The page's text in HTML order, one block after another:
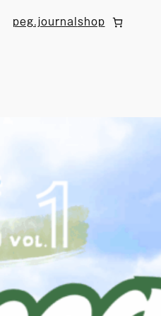
peg.journal shop